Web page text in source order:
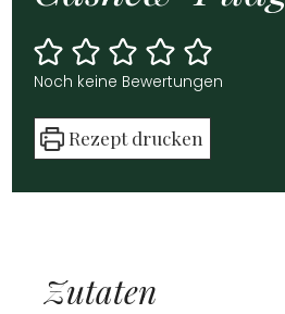
Noch kei­ne Bewer­tun­gen
Rezept dru­cken
Zuta­ten